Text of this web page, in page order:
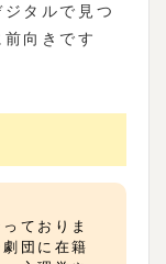
タルで見つ
向きです
ておりま
団に在籍